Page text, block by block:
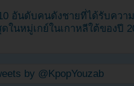
อันดับคนดังชายที่ได้รับควา
ในหมู่เกย์ในเกาหลีใต้ของปี
by @KpopYouzab